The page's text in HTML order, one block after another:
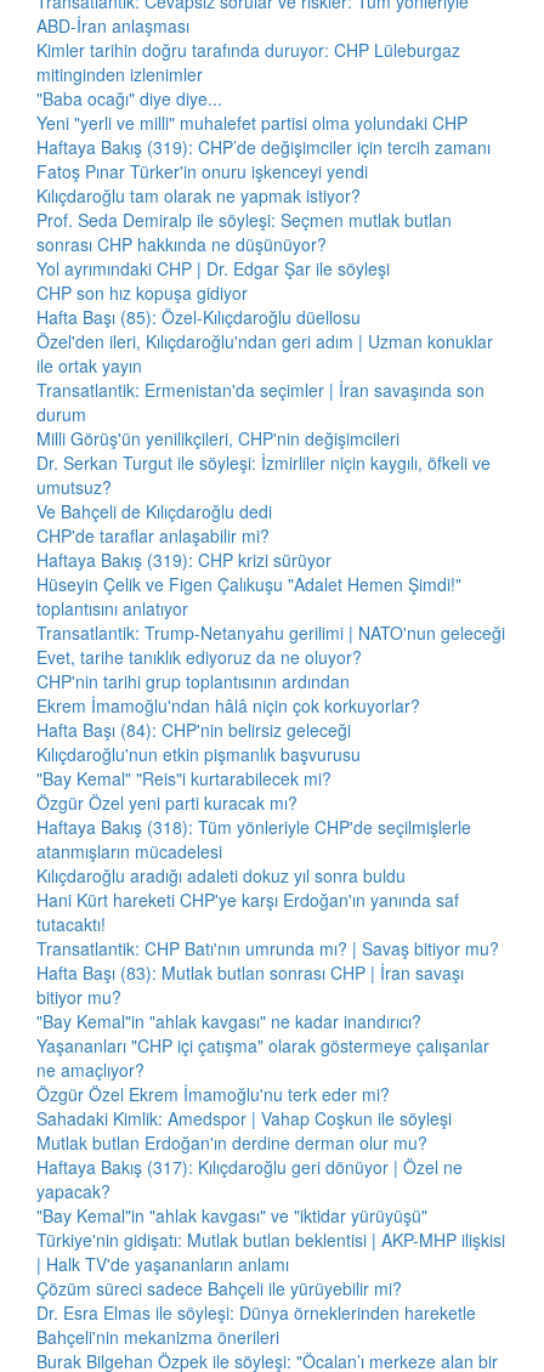
ABD-İran anlaşması
Kimler tarihin doğru tarafında duruyor: CHP Lüleburgaz
mitinginden izlenimler
"Baba ocağı" diye diye...
Yeni "yerli ve milli" muhalefet partisi olma yolundaki CHP
Haftaya Bakış (319): CHP’de değişimciler için tercih zamanı
Fatoş Pınar Türker'in onuru işkenceyi yendi
Kılıçdaroğlu tam olarak ne yapmak istiyor?
Prof. Seda Demiralp ile söyleşi: Seçmen mutlak butlan
sonrası CHP hakkında ne düşünüyor?
Yol ayrımındaki CHP | Dr. Edgar Şar ile söyleşi
CHP son hız kopuşa gidiyor
Hafta Başı (85): Özel-Kılıçdaroğlu düellosu
Özel'den ileri, Kılıçdaroğlu'ndan geri adım | Uzman konuklar
ile ortak yayın
Transatlantik: Ermenistan'da seçimler | İran savaşında son
durum
Milli Görüş'ün yenilikçileri, CHP'nin değişimcileri
Dr. Serkan Turgut ile söyleşi: İzmirliler niçin kaygılı, öfkeli ve
umutsuz?
Ve Bahçeli de Kılıçdaroğlu dedi
CHP'de taraflar anlaşabilir mi?
Haftaya Bakış (319): CHP krizi sürüyor
Hüseyin Çelik ve Figen Çalıkuşu "Adalet Hemen Şimdi!"
toplantısını anlatıyor
Transatlantik: Trump-Netanyahu gerilimi | NATO'nun geleceği
Evet, tarihe tanıklık ediyoruz da ne oluyor?
CHP'nin tarihi grup toplantısının ardından
Ekrem İmamoğlu'ndan hâlâ niçin çok korkuyorlar?
Hafta Başı (84): CHP'nin belirsiz geleceği
Kılıçdaroğlu'nun etkin pişmanlık başvurusu
"Bay Kemal" "Reis"i kurtarabilecek mi?
Özgür Özel yeni parti kuracak mı?
Haftaya Bakış (318): Tüm yönleriyle CHP'de seçilmişlerle
atanmışların mücadelesi
Kılıçdaroğlu aradığı adaleti dokuz yıl sonra buldu
Hani Kürt hareketi CHP'ye karşı Erdoğan'ın yanında saf
tutacaktı!
Transatlantik: CHP Batı'nın umrunda mı? | Savaş bitiyor mu?
Hafta Başı (83): Mutlak butlan sonrası CHP | İran savaşı
bitiyor mu?
"Bay Kemal"in "ahlak kavgası" ne kadar inandırıcı?
Yaşananları "CHP içi çatışma" olarak göstermeye çalışanlar
ne amaçlıyor?
Özgür Özel Ekrem İmamoğlu'nu terk eder mi?
Sahadaki Kimlik: Amedspor | Vahap Coşkun ile söyleşi
Mutlak butlan Erdoğan'ın derdine derman olur mu?
Haftaya Bakış (317): Kılıçdaroğlu geri dönüyor | Özel ne
yapacak?
"Bay Kemal"in "ahlak kavgası" ve "iktidar yürüyüşü"
Türkiye'nin gidişatı: Mutlak butlan beklentisi | AKP-MHP ilişkisi
| Halk TV'de yaşananların anlamı
Çözüm süreci sadece Bahçeli ile yürüyebilir mi?
Dr. Esra Elmas ile söyleşi: Dünya örneklerinden hareketle
Bahçeli'nin mekanizma önerileri
Burak Bilgehan Özpek ile söyleşi: "Öcalan’ı merkeze alan bir